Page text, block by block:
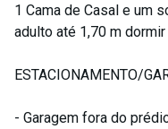
1 Cama de Casal e um
adulto até 1,70 m
ESTACIONAMENTO/
- Garagem fora do